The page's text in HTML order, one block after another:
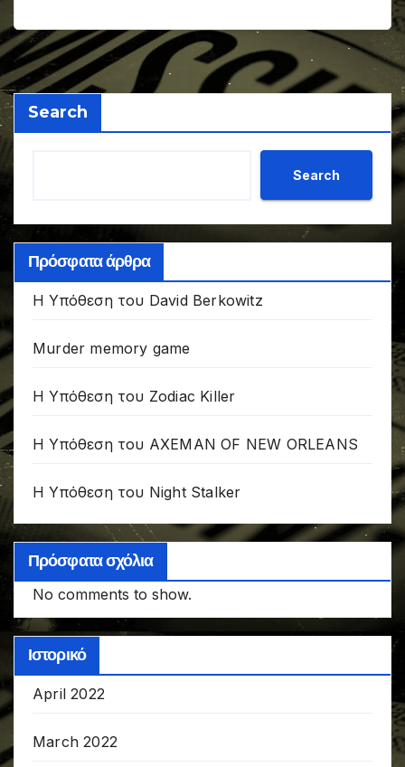
Search
Search
Πρόσφατα άρθρα
Η Υπόθεση του David Berkowitz
Murder memory game
Η Υπόθεση του Zodiac Killer
Η Υπόθεση του AXEMAN OF NEW ORLEANS
Η Υπόθεση του Night Stalker
Πρόσφατα σχόλια
No comments to show.
Ιστορικό
April 2022
March 2022